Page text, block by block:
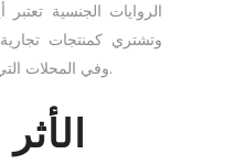
الروايات الجنسية
وتشتري كمنتجات
وفي المحلات التي تختص ببيع الكتب الجنسية.